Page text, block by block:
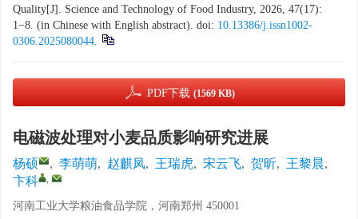
Quality[J]. Science and Technology of Food Industry, 2026, 47(17):
1−8. (in Chinese with English abstract). doi: 10.13386/j.issn1002-
0306.2025080044.
PDF下载 (1569 KB)
电磁波处理对小麦品质影响研究进展
杨硕 , 李萌萌, 赵麒凤, 王瑞虎, 宋云飞, 贺昕, 王黎晨,
卞科
,
河南工业大学粮油食品学院，河南郑州 450001